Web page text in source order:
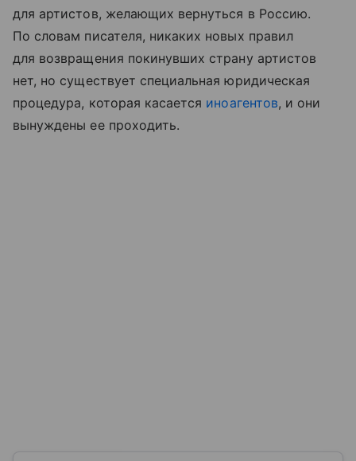
для артистов, желающих вернуться в Россию.
По словам писателя, никаких новых правил
для возвращения покинувших страну артистов
нет, но существует специальная юридическая
процедура, которая касается иноагентов, и они
вынуждены ее проходить.